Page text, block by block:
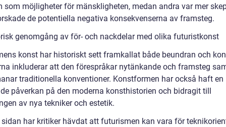
som möjligheter för mänskligheten, medan andra var mer
de potentiella negativa konsekvenserna av framsteg.
genomgång av för- och nackdelar med olika futuristkonst
konst har historiskt sett framkallat både beundran och
inkluderar att den förespråkar nytänkande och framsteg
traditionella konventioner. Konstformen har också haft en
påverkan på den moderna konsthistorien och bidragit till
av nya tekniker och estetik.
sidan har kritiker hävdat att futurismen kan vara för